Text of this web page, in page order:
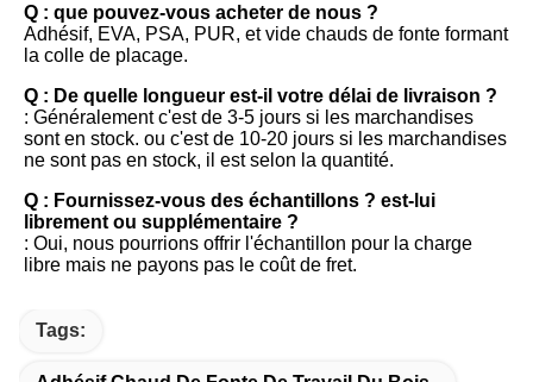
Q : que pouvez-vous acheter de nous ?
Adhésif, EVA, PSA, PUR, et vide chauds de fonte formant
la colle de placage.
Q : De quelle longueur est-il votre délai de livraison ?
: Généralement c'est de 3-5 jours si les marchandises
sont en stock. ou c'est de 10-20 jours si les marchandises
ne sont pas en stock, il est selon la quantité.
Q : Fournissez-vous des échantillons ? est-lui
librement ou supplémentaire ?
: Oui, nous pourrions offrir l'échantillon pour la charge
libre mais ne payons pas le coût de fret.
Tags: